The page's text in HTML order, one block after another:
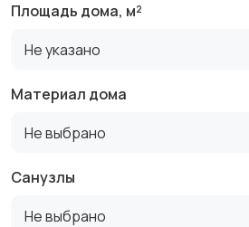
Площадь дома, м²
Не указано
Материал дома
Не выбрано
Санузлы
Не выбрано